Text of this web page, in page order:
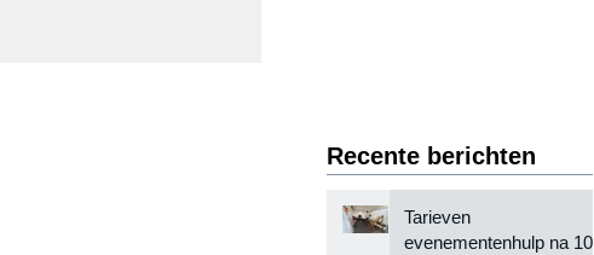
Recente berichten
Tarieven
evenementenhulp na 10